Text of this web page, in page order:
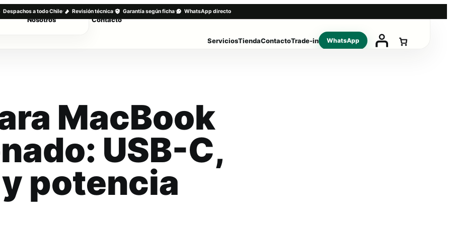
Despachos a todo Chile· Revisión técnica· Garantía según ficha· WhatsApp directo
ServiciosTiendaContactoTrade-in WhatsApp
Nosotros Contacto
MacBook
USB-C,
potencia